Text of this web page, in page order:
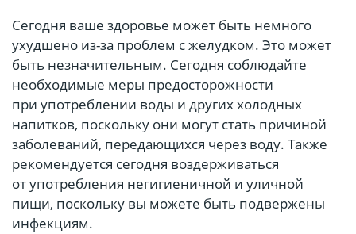
Сегодня ваше здоровье может быть немного
ухудшено из-за проблем с желудком. Это может
быть незначительным. Сегодня соблюдайте
необходимые меры предосторожности
при употреблении воды и других холодных
напитков, поскольку они могут стать причиной
заболеваний, передающихся через воду. Также
рекомендуется сегодня воздерживаться
от употребления негигиеничной и уличной
пищи, поскольку вы можете быть подвержены
инфекциям.